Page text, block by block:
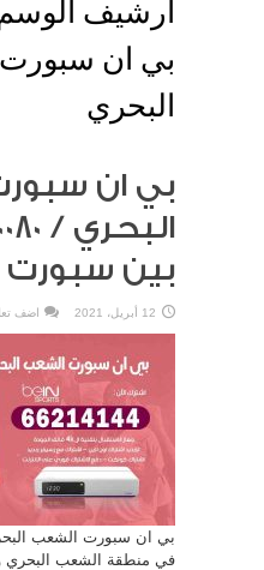
بي ان
البحري
بي ان
بين سبورت
12 أبريل، 2021 اضف
بي ان سبورت الشعب
في منطقة الشعب البحري